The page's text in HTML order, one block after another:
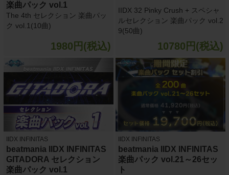
楽曲パック vol.1
The 4th セレクション 楽曲パッ
ク vol.1(10曲)
1980円(税込)
IIDX 32 Pinky Crush + スペシャ
ルセレクション 楽曲パック vol.2
9(50曲)
10780円(税込)
IIDX INFINITAS
beatmania IIDX INFINITAS
GITADORA セレクション
楽曲パック vol.1
IIDX INFINITAS
beatmania IIDX INFINITAS
楽曲パック vol.21～26セッ
ト